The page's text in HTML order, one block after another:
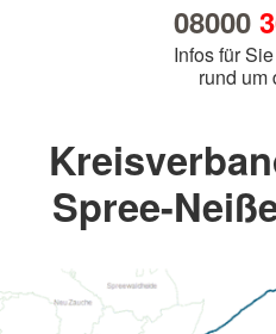
08000
Infos für
rund um
Spree-